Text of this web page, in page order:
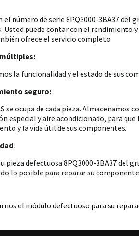
el número de serie 8PQ3000-3BA37 del
Usted puede contar con el rendimiento
ofrece el servicio completo.
la funcionalidad y el estado de sus
seguro:
se ocupa de cada pieza.
especial y aire acondicionado, para
y la vida útil de sus componentes.
pieza defectuosa 8PQ3000-3BA37 del
lo posible para reparar su
el módulo defectuoso para su